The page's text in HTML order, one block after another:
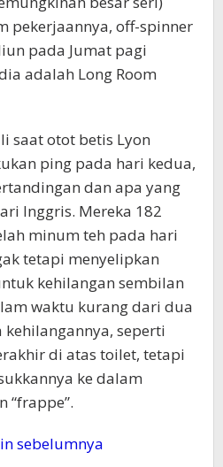
pekerjaannya, off-spinner
pada Jumat pagi
adalah Long Room
saat otot betis Lyon
ping pada hari kedua,
dan apa yang
Inggris. Mereka 182
minum teh pada hari
tetapi menyelipkan
kehilangan sembilan
waktu kurang dari dua
kehilangannya, seperti
di atas toilet, tetapi
ke dalam
“frappe”.
sebelumnya